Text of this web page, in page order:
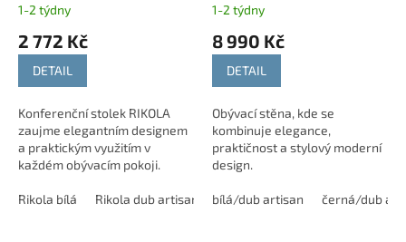
prostorný stolek
1-2 týdny
2 772 Kč
DETAIL
Konferenční stolek RIKOLA
zaujme elegantním designem
a praktickým využitím v
každém obývacím pokoji.
každodenní odkládání i
Rikola bílá Rikola dub artisan Rikola dub lefkas
1-2 týdny
8 990 Kč
DETAIL
Obývací stěna, kde se
kombinuje elegance,
praktičnost a stylový moderní
design.
bílá/dub artisan černá/dub